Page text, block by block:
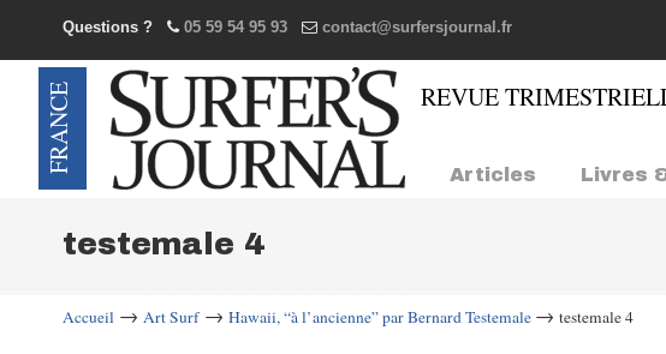
Questions ? 05 59 54 95 93 contact@surfersjournal.fr
Articles Livres
Navigation
testemale 4
Accueil → Art Surf → Hawaii, “à l’ancienne” par Bernard Testemale → testemale 4